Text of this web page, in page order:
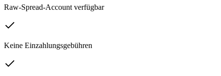
Raw-Spread-Account verfügbar
Keine Einzahlungsgebühren